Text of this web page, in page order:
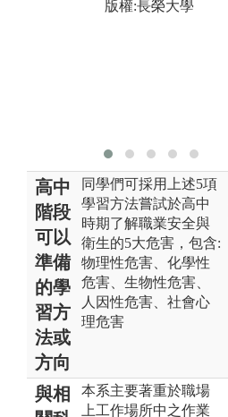
版權:長榮大學
高中
階段
可以
準備
的學
習方
法或
方向
同學們可採用上述5項
學習方法嘗試於高中
時期了解職業安全與
衛生的5大危害，包含:
物理性危害、化學性
危害、生物性危害、
人因性危害、社會心
理危害
與相
本系主要著重於職場
上工作場所中之作業